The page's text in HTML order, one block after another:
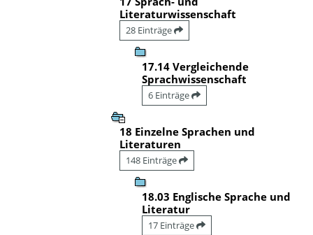
Literaturwissenschaft
28 Einträge
17.14 Vergleichende
Sprachwissenschaft
6 Einträge
18 Einzelne Sprachen und
Literaturen
148 Einträge
18.03 Englische Sprache und
Literatur
17 Einträge